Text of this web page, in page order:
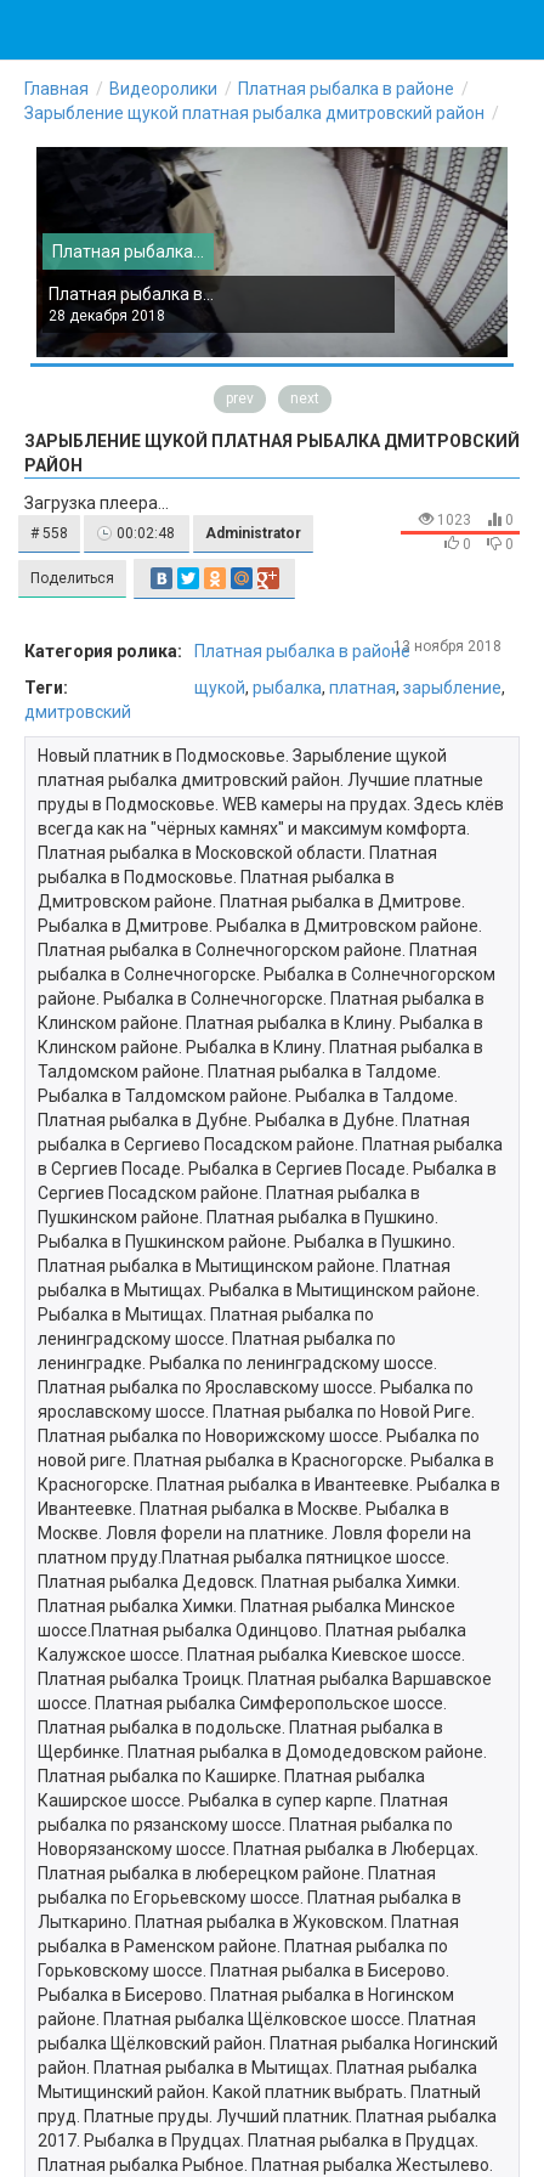
Главная Видеоролики
Платная рыбалка в районе
Зарыбление щукой платная рыбалка дмитровский район
Платная рыбалка...
Платная рыбалка в...
28 декабря 2018
prev next
ЗАРЫБЛЕНИЕ ЩУКОЙ ПЛАТНАЯ РЫБАЛКА ДМИТРОВСКИЙ
РАЙОН
Загрузка плеера...
# 558 00:02:48 Administrator
Поделиться
1023
0
0
0
Категория ролика:
Платная рыбалка в районе
Теги:
щукой, рыбалка, платная, зарыбление,
дмитровский
Новый платник в Подмосковье. Зарыбление щукой
платная рыбалка дмитровский район. Лучшие платные
пруды в Подмосковье. WEB камеры на прудах. Здесь клёв
всегда как на "чёрных камнях" и максимум комфорта.
Платная рыбалка в Московской области. Платная
рыбалка в Подмосковье. Платная рыбалка в
Дмитровском районе. Платная рыбалка в Дмитрове.
Рыбалка в Дмитрове. Рыбалка в Дмитровском районе.
Платная рыбалка в Солнечногорском районе. Платная
рыбалка в Солнечногорске. Рыбалка в Солнечногорском
районе. Рыбалка в Солнечногорске. Платная рыбалка в
Клинском районе. Платная рыбалка в Клину. Рыбалка в
Клинском районе. Рыбалка в Клину. Платная рыбалка в
Талдомском районе. Платная рыбалка в Талдоме.
Рыбалка в Талдомском районе. Рыбалка в Талдоме.
Платная рыбалка в Дубне. Рыбалка в Дубне. Платная
рыбалка в Сергиево Посадском районе. Платная рыбалка
в Сергиев Посаде. Рыбалка в Сергиев Посаде. Рыбалка в
Сергиев Посадском районе. Платная рыбалка в
Пушкинском районе. Платная рыбалка в Пушкино.
Рыбалка в Пушкинском районе. Рыбалка в Пушкино.
Платная рыбалка в Мытищинском районе. Платная
рыбалка в Мытищах. Рыбалка в Мытищинском районе.
Рыбалка в Мытищах. Платная рыбалка по
ленинградскому шоссе. Платная рыбалка по
ленинградке. Рыбалка по ленинградскому шоссе.
Платная рыбалка по Ярославскому шоссе. Рыбалка по
ярославскому шоссе. Платная рыбалка по Новой Риге.
Платная рыбалка по Новорижскому шоссе. Рыбалка по
новой риге. Платная рыбалка в Красногорске. Рыбалка в
Красногорске. Платная рыбалка в Ивантеевке. Рыбалка в
Ивантеевке. Платная рыбалка в Москве. Рыбалка в
Москве. Ловля форели на платнике. Ловля форели на
платном пруду.Платная рыбалка пятницкое шоссе.
Платная рыбалка Дедовск. Платная рыбалка Химки.
Платная рыбалка Химки. Платная рыбалка Минское
шоссе.Платная рыбалка Одинцово. Платная рыбалка
Калужское шоссе. Платная рыбалка Киевское шоссе.
Платная рыбалка Троицк. Платная рыбалка Варшавское
шоссе. Платная рыбалка Симферопольское шоссе.
Платная рыбалка в подольске. Платная рыбалка в
Щербинке. Платная рыбалка в Домодедовском районе.
Платная рыбалка по Каширке. Платная рыбалка
Каширское шоссе. Рыбалка в супер карпе. Платная
рыбалка по рязанскому шоссе. Платная рыбалка по
Новорязанскому шоссе. Платная рыбалка в Люберцах.
Платная рыбалка в люберецком районе. Платная
рыбалка по Егорьевскому шоссе. Платная рыбалка в
Лыткарино. Платная рыбалка в Жуковском. Платная
рыбалка в Раменском районе. Платная рыбалка по
Горьковскому шоссе. Платная рыбалка в Бисерово.
Рыбалка в Бисерово. Платная рыбалка в Ногинском
районе. Платная рыбалка Щёлковское шоссе. Платная
рыбалка Щёлковский район. Платная рыбалка Ногинский
район. Платная рыбалка в Мытищах. Платная рыбалка
Мытищинский район. Какой платник выбрать. Платный
пруд. Платные пруды. Лучший платник. Платная рыбалка
2017. Рыбалка в Прудцах. Платная рыбалка в Прудцах.
Платная рыбалка Рыбное. Платная рыбалка Жестылево.
13 ноября 2018